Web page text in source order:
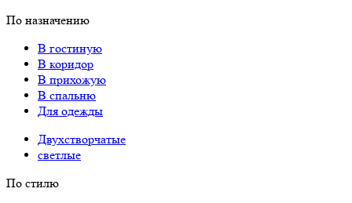
По назначению
В гостиную
В коридор
В прихожую
В спальню
Для одежды
Двухстворчатые
светлые
По стилю